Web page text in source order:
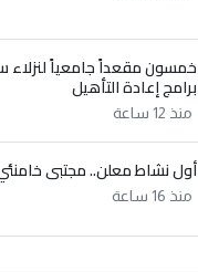
خمسون مقعداً جامعياً
برامج إعادة التأهيل
منذ 12 ساعة
أول نشاط معلن.. مجتبى
منذ 16 ساعة